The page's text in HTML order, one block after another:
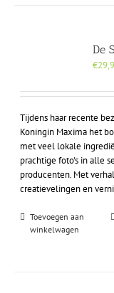
De
€
Tijdens haar recente
Koningin Maxima het
met veel lokale
prachtige foto's in alle
producenten. Met
creatievelingen en
Toevoegen aan
winkelwagen